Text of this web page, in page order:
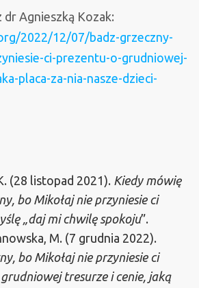
dr Agnieszką Kozak:
2022/12/07/badz-grzeczny-
ci-prezentu-o-grudniowej-
placa-za-nia-nasze-dzieci-
(28 listopad 2021). Kiedy mówię
bo Mikołaj nie przyniesie ci
„daj mi chwilę spokoju”.
M. (7 grudnia 2022).
bo Mikołaj nie przyniesie ci
tresurze i cenie, jaką